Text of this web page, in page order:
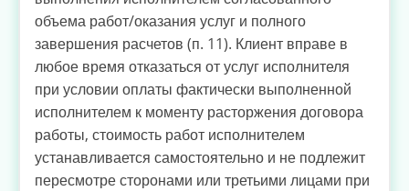
объема работ/оказания услуг и полного
завершения расчетов (п. 11). Клиент вправе в
любое время отказаться от услуг исполнителя
при условии оплаты фактически выполненной
исполнителем к моменту расторжения договора
работы, стоимость работ исполнителем
устанавливается самостоятельно и не подлежит
пересмотре сторонами или третьими лицами при